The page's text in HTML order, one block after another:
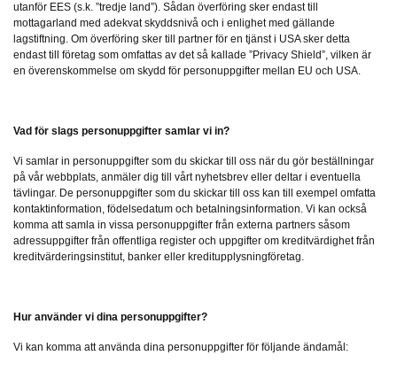
utanför EES (s.k. ”tredje land”). Sådan överföring sker endast till
mottagarland med adekvat skyddsnivå och i enlighet med gällande
lagstiftning. Om överföring sker till partner för en tjänst i USA sker detta
endast till företag som omfattas av det så kallade ”Privacy Shield”, vilken är
en överenskommelse om skydd för personuppgifter mellan EU och USA.
Vad för slags personuppgifter samlar vi in?
Vi samlar in personuppgifter som du skickar till oss när du gör beställningar
på vår webbplats, anmäler dig till vårt nyhetsbrev eller deltar i eventuella
tävlingar. De personuppgifter som du skickar till oss kan till exempel omfatta
kontaktinformation, födelsedatum och betalningsinformation. Vi kan också
komma att samla in vissa personuppgifter från externa partners såsom
adressuppgifter från offentliga register och uppgifter om kreditvärdighet från
kreditvärderingsinstitut, banker eller kreditupplysningföretag.
Hur använder vi dina personuppgifter?
Vi kan komma att använda dina personuppgifter för följande ändamål: